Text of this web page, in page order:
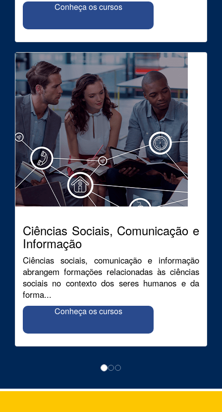
Conheça os cursos
Ciências Sociais, Comunicação e
Informação
Ciências sociais, comunicação e informação
abrangem formações relacionadas às ciências
sociais no contexto dos seres humanos e da
forma...
Conheça os cursos